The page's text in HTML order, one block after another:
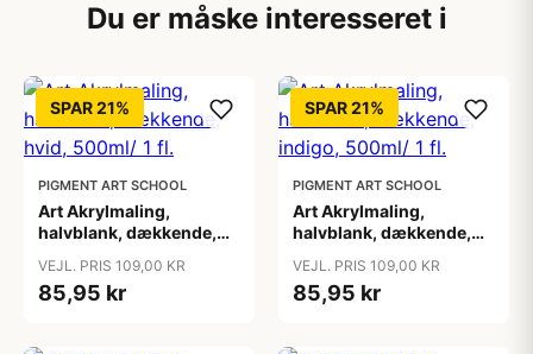
Du er måske interesseret i
SPAR 21%
PIGMENT ART SCHOOL
Art Akrylmaling,
halvblank, dækkende,
VEJL. PRIS 109,00 KR
85,95 kr
SPAR 21%
PIGMENT ART SCHOOL
Art Akrylmaling,
halvblank, dækkende,
VEJL. PRIS 109,00 KR
85,95 kr